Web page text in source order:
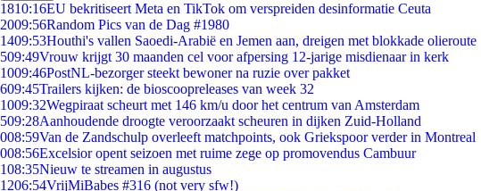
1810:16EU bekritiseert Meta en TikTok om verspreiden desinformatie Ceuta
2009:56Random Pics van de Dag #1980
1409:53Houthi's vallen Saoedi-Arabië en Jemen aan, dreigen met blokkade olieroute
509:49Vrouw krijgt 30 maanden cel voor afpersing 12-jarige misdienaar in kerk
1009:46PostNL-bezorger steekt bewoner na ruzie over pakket
609:45Trailers kijken: de bioscoopreleases van week 32
1009:32Wegpiraat scheurt met 146 km/u door het centrum van Amsterdam
509:28Aanhoudende droogte veroorzaakt scheuren in dijken Zuid-Holland
008:59Van de Zandschulp overleeft matchpoints, ook Griekspoor verder in Montreal
008:56Excelsior opent seizoen met ruime zege op promovendus Cambuur
108:35Nieuw te streamen in augustus
1206:54VrijMiBabes #316 (not very sfw!)